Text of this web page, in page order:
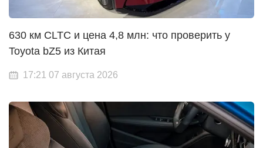
630 км CLTC и цена 4,8 млн: что проверить у
Toyota bZ5 из Китая
17:21 07 августа 2026